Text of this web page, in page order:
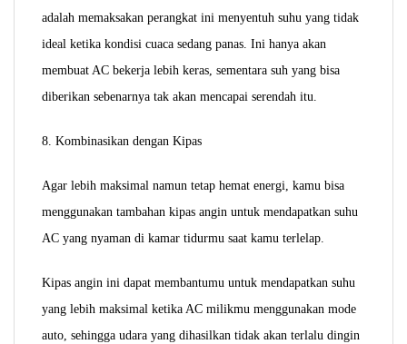
adalah memaksakan perangkat ini menyentuh suhu yang tidak
ideal ketika kondisi cuaca sedang panas. Ini hanya akan
membuat AC bekerja lebih keras, sementara suh yang bisa
diberikan sebenarnya tak akan mencapai serendah itu.
8. Kombinasikan dengan Kipas
Agar lebih maksimal namun tetap hemat energi, kamu bisa
menggunakan tambahan kipas angin untuk mendapatkan suhu
AC yang nyaman di kamar tidurmu saat kamu terlelap.
Kipas angin ini dapat membantumu untuk mendapatkan suhu
yang lebih maksimal ketika AC milikmu menggunakan mode
auto, sehingga udara yang dihasilkan tidak akan terlalu dingin